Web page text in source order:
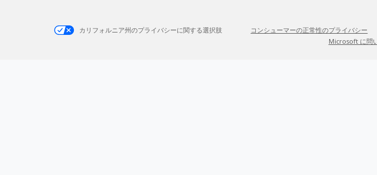
カリフォルニア州のプライバシーに関する選択肢
コンシューマーの正常性のプライバシー
Microsoft に問